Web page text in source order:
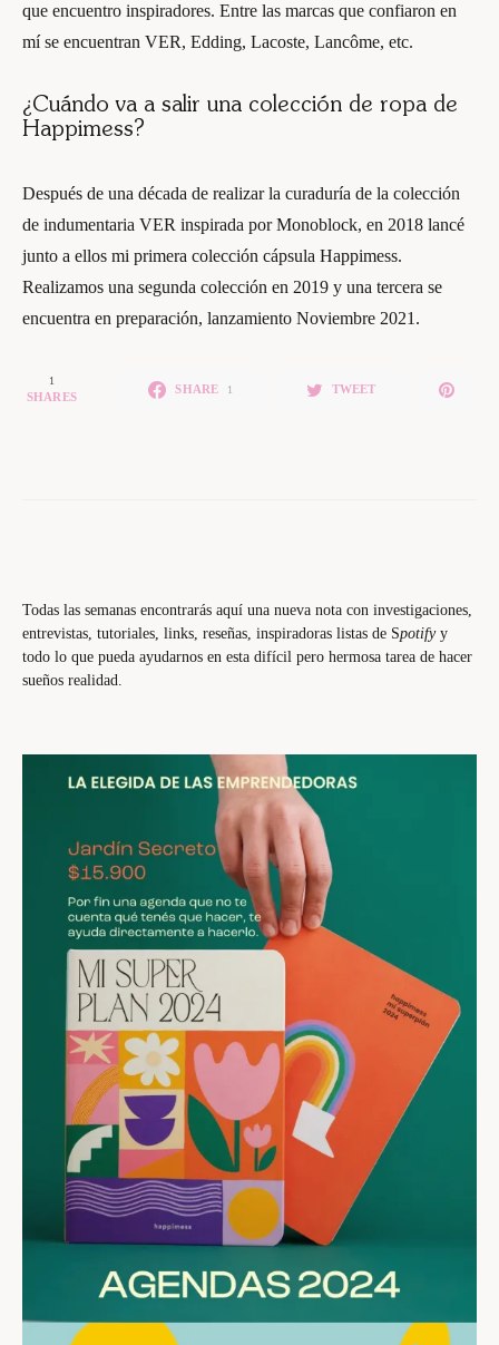
que encuentro inspiradores. Entre las marcas que confiaron en
mí se encuentran VER, Edding, Lacoste, Lancôme, etc.
¿Cuándo va a salir una colección de ropa de
Happimess?
Después de una década de realizar la curaduría de la colección
de indumentaria VER inspirada por Monoblock, en 2018 lancé
junto a ellos mi primera colección cápsula Happimess.
Realizamos una segunda colección en 2019 y una tercera se
encuentra en preparación, lanzamiento Noviembre 2021.
1
SHARES
SHARE 1 TWEET
Todas las semanas encontrarás aquí una nueva nota con investigaciones,
entrevistas, tutoriales, links, reseñas, inspiradoras listas de Spotify y
todo lo que pueda ayudarnos en esta difícil pero hermosa tarea de hacer
sueños realidad.